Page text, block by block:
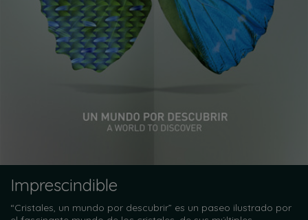
Imprescindible
“Cristales, un mundo por descubrir” es un paseo ilustrado por